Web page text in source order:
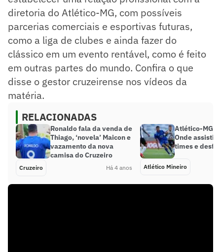
diretoria do Atlético-MG, com possíveis
parcerias comerciais e esportivas futuras,
como a liga de clubes e ainda fazer do
clássico em um evento rentável, como é feito
em outras partes do mundo. Confira o que
disse o gestor cruzeirense nos vídeos da
matéria.
RELACIONADAS
Ronaldo fala da venda de
Thiago, ‘novela’ Maicon e
vazamento da nova
camisa do Cruzeiro
Cruzeiro Há 4 anos
Atlético-MG x
Onde
times e
Atlético Mineiro